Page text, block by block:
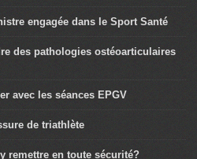
engagée dans le Sport Santé
des pathologies ostéoarticulaires
avec les séances EPGV
de triathlète
remettre en toute sécurité?